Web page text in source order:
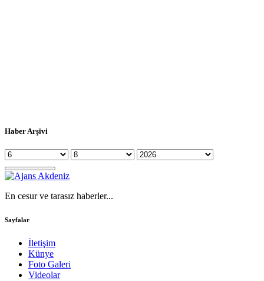
Haber Arşivi
En cesur ve tarasız haberler...
Sayfalar
İletişim
Künye
Foto Galeri
Videolar